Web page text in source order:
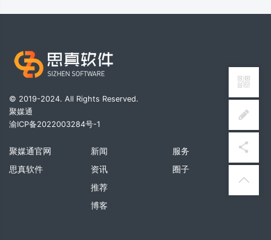
© 2019-2024. All Rights Reserved.
聚媒通
渝ICP备2022003284号-1
聚媒通官网
思真软件
新闻
资讯
推荐
博客
服务
圈子